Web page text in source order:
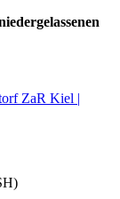
ZaR Kiel |